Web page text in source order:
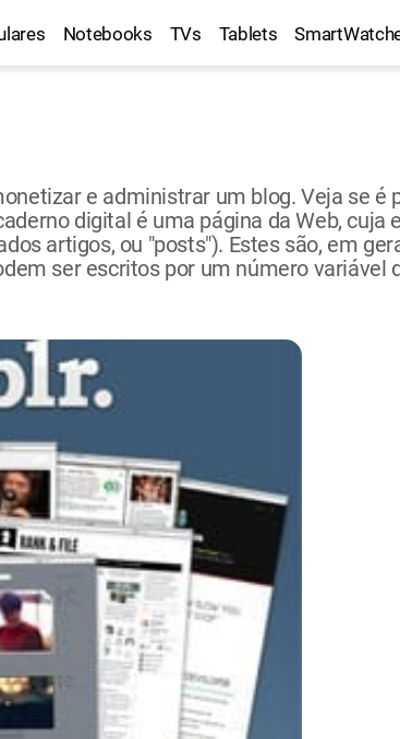
Notebooks TVs Tablets
e administrar um blog. Veja se é
digital é uma página da Web,
artigos, ou "posts"). Estes são, em
ser escritos por um número variável